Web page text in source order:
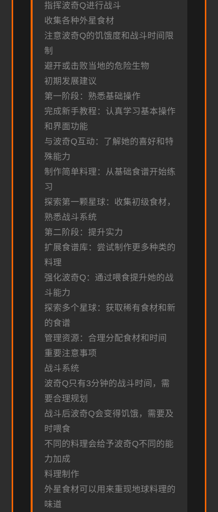
指挥波奇Q进行战斗
收集各种外星食材
注意波奇Q的饥饿度和战斗时间限
制
避开或击败当地的危险生物
初期发展建议
第一阶段：熟悉基础操作
完成新手教程：认真学习基本操作
和界面功能
与波奇Q互动：了解她的喜好和特
殊能力
制作简单料理：从基础食谱开始练
习
探索第一颗星球：收集初级食材，
熟悉战斗系统
第二阶段：提升实力
扩展食谱库：尝试制作更多种类的
料理
强化波奇Q：通过喂食提升她的战
斗能力
探索多个星球：获取稀有食材和新
的食谱
管理资源：合理分配食材和时间
重要注意事项
战斗系统
波奇Q只有3分钟的战斗时间，需
要合理规划
战斗后波奇Q会变得饥饿，需要及
时喂食
不同的料理会给予波奇Q不同的能
力加成
料理制作
外星食材可以用来重现地球料理的
味道